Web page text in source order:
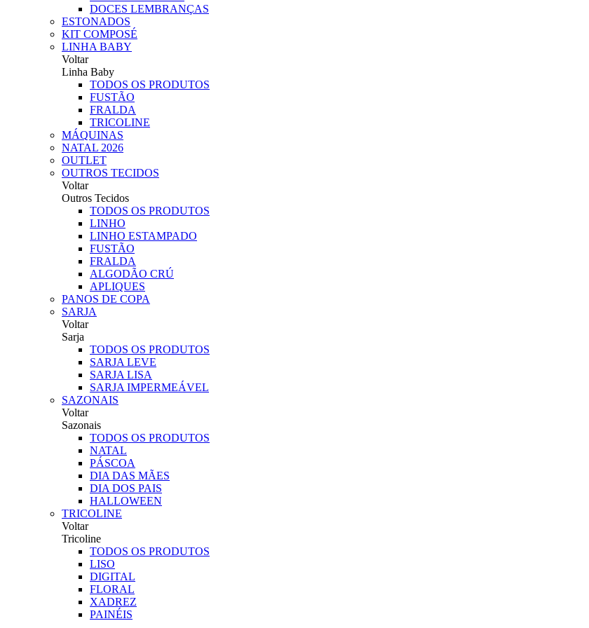
DOCES LEMBRANÇAS
ESTONADOS
KIT COMPOSÉ
LINHA BABY
Voltar
Linha Baby
TODOS OS PRODUTOS
FUSTÃO
FRALDA
TRICOLINE
MÁQUINAS
NATAL 2026
OUTLET
OUTROS TECIDOS
Voltar
Outros Tecidos
TODOS OS PRODUTOS
LINHO
LINHO ESTAMPADO
FUSTÃO
FRALDA
ALGODÃO CRÚ
APLIQUES
PANOS DE COPA
SARJA
Voltar
Sarja
TODOS OS PRODUTOS
SARJA LEVE
SARJA LISA
SARJA IMPERMEÁVEL
SAZONAIS
Voltar
Sazonais
TODOS OS PRODUTOS
NATAL
PÁSCOA
DIA DAS MÃES
DIA DOS PAIS
HALLOWEEN
TRICOLINE
Voltar
Tricoline
TODOS OS PRODUTOS
LISO
DIGITAL
FLORAL
XADREZ
PAINÉIS